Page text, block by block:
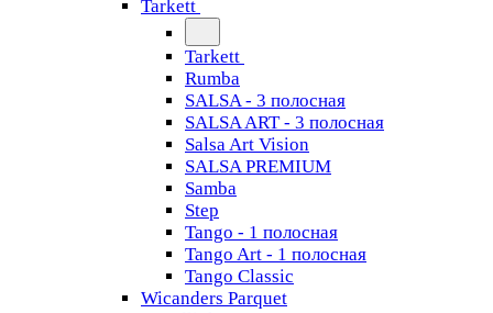
Tarkett
Tarkett
Rumba
SALSA - 3 полосная
SALSA ART - 3 полосная
Salsa Art Vision
SALSA PREMIUM
Samba
Step
Tango - 1 полосная
Tango Art - 1 полосная
Tango Classiс
Wicanders Parquet